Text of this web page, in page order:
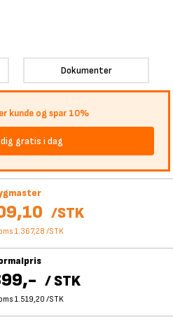
Dokumenter
kunde og spar 10%
gratis i dag
/STK
1.367,28 /STK
/ STK
1.519,20 /STK